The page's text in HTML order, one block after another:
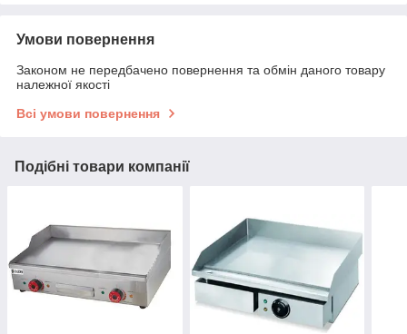
Умови повернення
Законом не передбачено повернення та обмін даного товару
належної якості
Всі умови повернення
Подібні товари компанії